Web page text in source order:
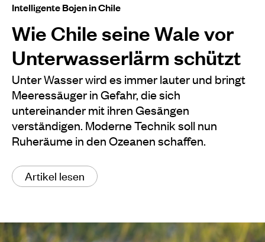
Intelligente Bojen in Chile
Wie Chile seine Wale vor
Unterwasserlärm schützt
Unter Wasser wird es immer lauter und bringt
Meeressäuger in Gefahr, die sich
untereinander mit ihren Gesängen
verständigen. Moderne Technik soll nun
Ruheräume in den Ozeanen schaffen.
Artikel lesen